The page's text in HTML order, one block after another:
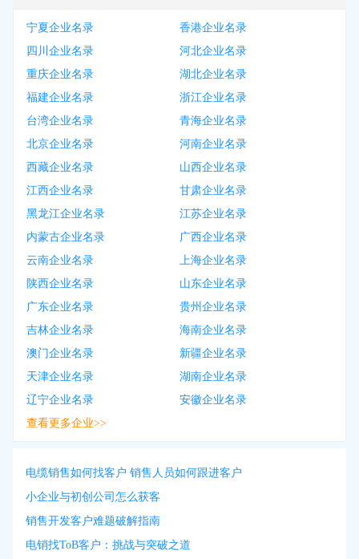
宁夏企业名录
香港企业名录
四川企业名录
河北企业名录
重庆企业名录
湖北企业名录
福建企业名录
浙江企业名录
台湾企业名录
青海企业名录
北京企业名录
河南企业名录
西藏企业名录
山西企业名录
江西企业名录
甘肃企业名录
黑龙江企业名录
江苏企业名录
内蒙古企业名录
广西企业名录
云南企业名录
上海企业名录
陕西企业名录
山东企业名录
广东企业名录
贵州企业名录
吉林企业名录
海南企业名录
澳门企业名录
新疆企业名录
天津企业名录
湖南企业名录
辽宁企业名录
安徽企业名录
查看更多企业>>
电缆销售如何找客户 销售人员如何跟进客户
小企业与初创公司怎么获客
销售开发客户难题破解指南
电销找ToB客户：挑战与突破之道